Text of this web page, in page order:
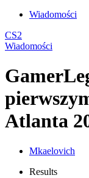
Wiadomości
CS2
Wiadomości
Atlanta
Mkaelovich
Results